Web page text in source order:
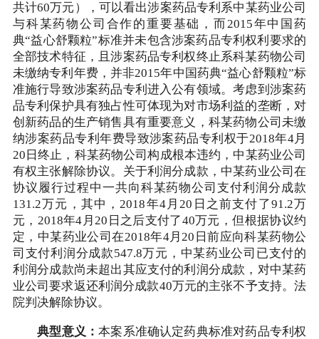
共计60万元），可以看出涉案药品专利系中某药业公司
与科某药物公司合作的重要基础，而2015年中国药
典“益心舒颗粒”标准并未包含涉案药品专利权利要求的
全部技术特征，且涉案药品专利权终止系科某药物公司
未缴纳专利年费，并非2015年中国药典“益心舒颗粒”标
准施行导致涉案药品专利进入公有领域。考虑到涉案药
品专利保护具有独占性可体现为对市场利益的垄断，对
创新药品的生产销售具有重要意义，科某药物公司未缴
纳涉案药品专利年费导致涉案药品专利权于2018年4月
20日终止，科某药物公司构成根本违约，中某药业公司
有权主张解除协议。关于利润分成款，中某药业公司在
协议履行过程中一共向科某药物公司支付利润分成款
131.2万元，其中，2018年4月20日之前支付了91.2万
元，2018年4月20日之后支付了40万元，但根据协议约
定，中某药业公司在2018年4月20日前应向科某药物公
司支付利润分成款547.8万元，中某药业公司已支付的
利润分成款尚未超出其应支付的利润分成款，对中某药
业公司要求返还利润分成款40万元的主张不予支持。法
院判决解除协议。
典型意义：本案系准确认定药典标准对药品专利权